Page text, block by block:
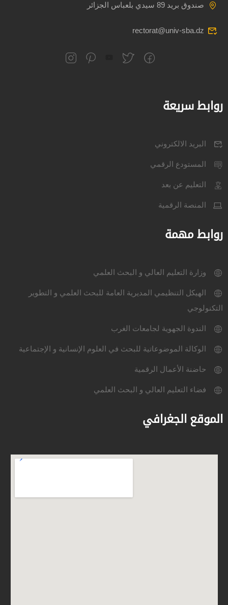
صندوق بريد 89 سيدي بلعباس الجزائر
rectorat@univ-sba.dz
روابط سريعة
البريد الالكتروني
المستودع الرقمي
التعليم عن بعد
المنصة الرقمية
روابط مهمة
وزارة التعليم العالي و البحث العلمي
الهيكل التنظيمي المديرية العامة للبحث العلمي و التطوير
التكنولوجي
الندوة الجهوية لجامعات الغرب
الوكالة الموضوعاتية للبحث في العلوم الإنسانية و الإجتماعية
حاضنة الأعمال الرقمية
فضاء التعليم العالي و البحث العلمي
الموقع الجغرافي